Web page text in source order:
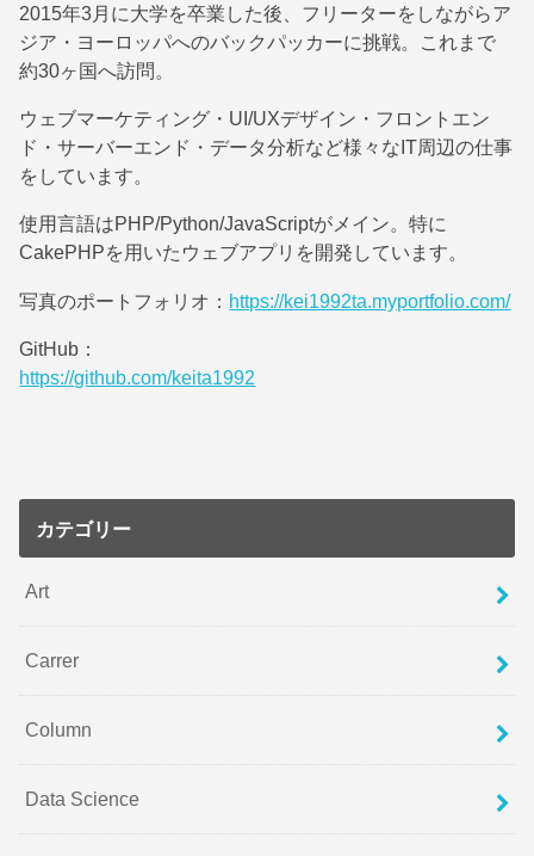
2015年3月に大学を卒業した後、フリーターをしながらア
ジア・ヨーロッパへのバックパッカーに挑戦。これまで
約30ヶ国へ訪問。
ウェブマーケティング・UI/UXデザイン・フロントエン
ド・サーバーエンド・データ分析など様々なIT周辺の仕事
をしています。
使用言語はPHP/Python/JavaScriptがメイン。特に
CakePHPを用いたウェブアプリを開発しています。
写真のポートフォリオ： https://kei1992ta.myportfolio.com/
GitHub：
https://github.com/keita1992
カテゴリー
Art
Carrer
Column
Data Science